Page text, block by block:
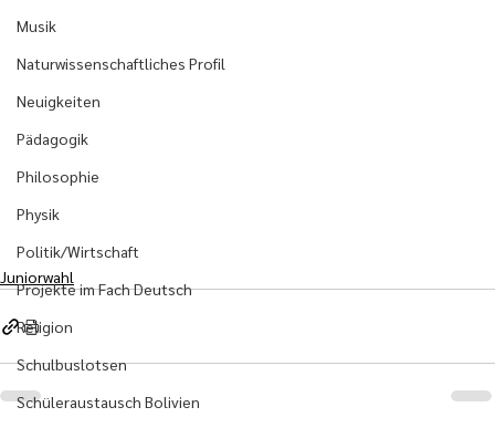
Musik
Naturwissenschaftliches Profil
Neuigkeiten
Pädagogik
Philosophie
Physik
Politik/Wirtschaft
Projekte im Fach Deutsch
Religion
Schulbuslotsen
Schüleraustausch Bolivien
Juniorwahl